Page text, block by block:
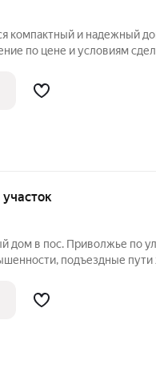
компактный и надежный
участок
дом в пос. Приволжье по
подъездные
5 соток - ИЖС. Дом